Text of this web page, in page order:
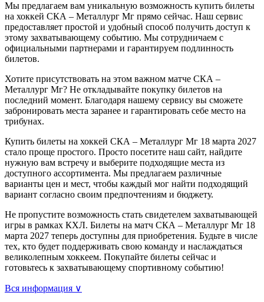
Мы предлагаем вам уникальную возможность купить билеты
на хоккей СКА – Металлург Мг прямо сейчас. Наш сервис
предоставляет простой и удобный способ получить доступ к
этому захватывающему событию. Мы сотрудничаем с
официальными партнерами и гарантируем подлинность
билетов.
Хотите присутствовать на этом важном матче СКА –
Металлург Мг? Не откладывайте покупку билетов на
последний момент. Благодаря нашему сервису вы сможете
забронировать места заранее и гарантировать себе место на
трибунах.
Купить билеты на хоккей СКА – Металлург Мг 18 марта 2027
стало проще простого. Просто посетите наш сайт, найдите
нужную вам встречу и выберите подходящие места из
доступного ассортимента. Мы предлагаем различные
варианты цен и мест, чтобы каждый мог найти подходящий
вариант согласно своим предпочтениям и бюджету.
Не пропустите возможность стать свидетелем захватывающей
игры в рамках КХЛ. Билеты на матч СКА – Металлург Мг 18
марта 2027 теперь доступны для приобретения. Будьте в числе
тех, кто будет поддерживать свою команду и наслаждаться
великолепным хоккеем. Покупайте билеты сейчас и
готовьтесь к захватывающему спортивному событию!
Вся информация ∨